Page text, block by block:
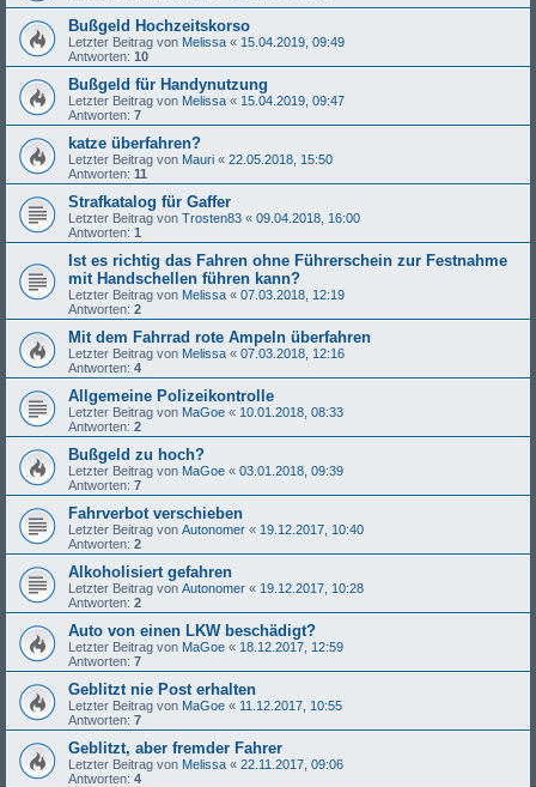
Bußgeld Hochzeitskorso
Letzter Beitrag von Melissa « 15.04.2019, 09:49
Antworten: 10
Bußgeld für Handynutzung
Letzter Beitrag von Melissa « 15.04.2019, 09:47
Antworten: 7
katze überfahren?
Letzter Beitrag von Mauri « 22.05.2018, 15:50
Antworten: 11
Strafkatalog für Gaffer
Letzter Beitrag von Trosten83 « 09.04.2018, 16:00
Antworten: 1
Ist es richtig das Fahren ohne Führerschein zur Festnahme
mit Handschellen führen kann?
Letzter Beitrag von Melissa « 07.03.2018, 12:19
Antworten: 2
Mit dem Fahrrad rote Ampeln überfahren
Letzter Beitrag von Melissa « 07.03.2018, 12:16
Antworten: 4
Allgemeine Polizeikontrolle
Letzter Beitrag von MaGoe « 10.01.2018, 08:33
Antworten: 2
Bußgeld zu hoch?
Letzter Beitrag von MaGoe « 03.01.2018, 09:39
Antworten: 7
Fahrverbot verschieben
Letzter Beitrag von Autonomer « 19.12.2017, 10:40
Antworten: 2
Alkoholisiert gefahren
Letzter Beitrag von Autonomer « 19.12.2017, 10:28
Antworten: 2
Auto von einen LKW beschädigt?
Letzter Beitrag von MaGoe « 18.12.2017, 12:59
Antworten: 7
Geblitzt nie Post erhalten
Letzter Beitrag von MaGoe « 11.12.2017, 10:55
Antworten: 7
Geblitzt, aber fremder Fahrer
Letzter Beitrag von Melissa « 22.11.2017, 09:06
Antworten: 4